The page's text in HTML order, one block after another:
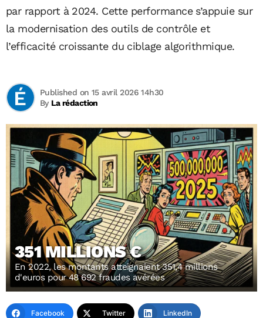
par rapport à 2024. Cette performance s’appuie sur
la modernisation des outils de contrôle et
l’efficacité croissante du ciblage algorithmique.
By La rédaction
Published on 15 avril 2026 14h30
351 MILLIONS €
En 2022, les montants atteignaient 351,4 millions
d'euros pour 48 692 fraudes avérées
Facebook Twitter LinkedIn